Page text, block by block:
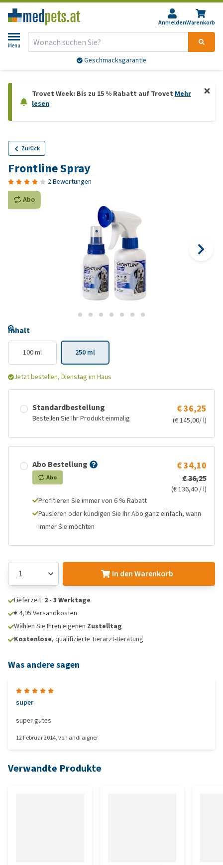
AnmeldenWarenkorb
Menu
Geschmacksgarantie
Trovet Week: Bis zu 15 % Rabatt auf Trovet Mehr
lesen
Zurück
Frontline Spray
2 Bewertungen
Abo
Inhalt
100 ml 250 ml
Jetzt bestellen, Dienstag im Haus
Standardbestellung
Bestellen Sie Ihr Produkt einmalig
€ 36,25
(€ 145,00/ l)
Abo Bestellung
Abo
€ 34,10
€ 36,25
(€ 136,40 / l)
Profitieren Sie immer von 6 % Rabatt
Pausieren oder kündigen Sie Ihr Abo ganz einfach, wann
immer Sie möchten
In den Warenkorb
Lieferzeit: 2 - 3 Werktage
€ 4,95 Versandkosten
Wählen Sie Ihren eigenen Zustelltag
Kostenlose, qualifizierte Tierarzt-Beratung
Was andere sagen
super
super gutes
12 Februar 2014, von andi aigner
Verwandte Produkte